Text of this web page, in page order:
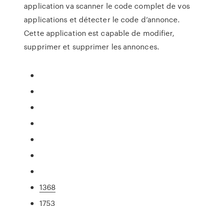
application va scanner le code complet de vos
applications et détecter le code d’annonce.
Cette application est capable de modifier,
supprimer et supprimer les annonces.
1368
1753